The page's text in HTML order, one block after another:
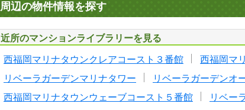
周辺の物件情報を探す
近所のマンションライブラリーを見る
西福岡マリナタウンクレアコースト３番館 西福岡マ
リベーラガーデンマリナタワー
リベーラガーデンオ
西福岡マリナタウンウェーブコースト５番館
リベー